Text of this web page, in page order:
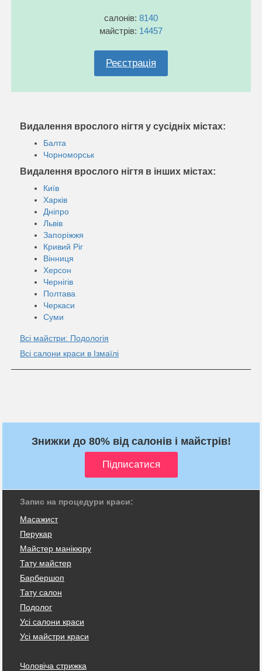
салонів: 8140
майстрів: 14457
Реєстрація
Видалення врослого нігтя у сусідніх містах:
Балта
Чорноморськ
Видалення врослого нігтя в інших містах:
Київ
Харків
Дніпро
Львів
Запоріжжя
Кривий Ріг
Вінниця
Херсон
Чернігів
Полтава
Черкаси
Суми
Всі майстри: Подологія
Всі салони краси в Ізмаїлі
Знижки до 80% від салонів і майстрів!
Запис на процедури краси:
Масажист
Перукар
Майстер манікюру
Тату майстер
Барбершоп
Тату салон
Подолог
Усі салони краси
Усі майстри краси
Чоловіча стрижка